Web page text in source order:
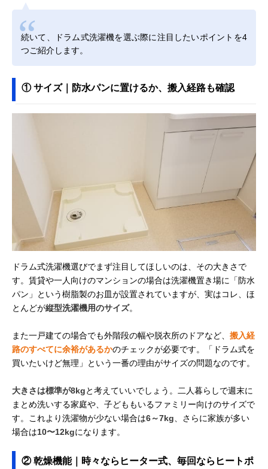
続いて、ドラム式洗濯機を選ぶ際に注目したいポイントを4
つご紹介します。
① サイズ｜防水パンに置けるか、搬入経路も確認
ドラム式洗濯機選びでまず注目してほしいのは、その大きさで
す。賃貸や一人向けのマンションの場合は洗濯機置き場に「防水
パン」という樹脂製のお皿が設置されていますが、実はコレ、ほ
とんどが縦型洗濯機用のサイズ。
また一戸建ての場合でも外階段の幅や脱衣所のドアなど、 搬入経
路のすべてに余裕があるかのチェックが必要です。「ドラム式を
買いたいけど無理」という一番の理由がサイズの問題なのです。
大きさは標準が8kgと考えていいでしょう。二人暮らしで週末に
まとめ洗いする家庭や、子どももいるファミリー向けのサイズで
す。これより洗濯物が少ない場合は6～7kg 、さらに家族が多い
場合は10〜12kgになります。
② 乾燥機能｜時々ならヒーター式、毎回ならヒートポ